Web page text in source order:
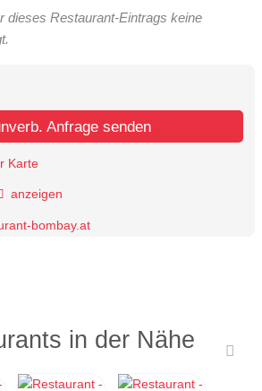
dieses Restaurant-Eintrags keine
Anfrage senden
Karte
anzeigen
bombay.at
in der Nähe